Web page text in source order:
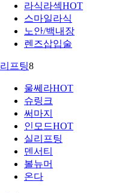
라식라섹HOT
스마일라식
노안/백내장
렌즈삽입술
리프팅8
울쎄라HOT
슈링크
써마지
인모드HOT
실리프팅
덴서티
볼뉴머
온다